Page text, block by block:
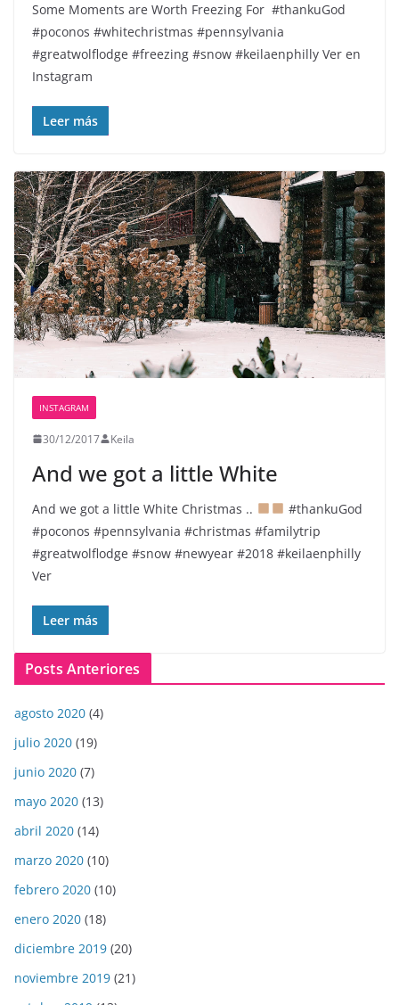
Some Moments are Worth Freezing For ️️️️ #thankuGod
#poconos #whitechristmas #pennsylvania
#greatwolflodge #freezing #snow #keilaenphilly Ver en
Instagram
Leer más
INSTAGRAM
30/12/2017 Keila
And we got a little White
And we got a little White Christmas ..
#thankuGod
#poconos #pennsylvania #christmas #familytrip
#greatwolflodge #snow #newyear #2018 #keilaenphilly
Ver
Leer más
Posts Anteriores
agosto 2020 (4)
julio 2020 (19)
junio 2020 (7)
mayo 2020 (13)
abril 2020 (14)
marzo 2020 (10)
febrero 2020 (10)
enero 2020 (18)
diciembre 2019 (20)
noviembre 2019 (21)